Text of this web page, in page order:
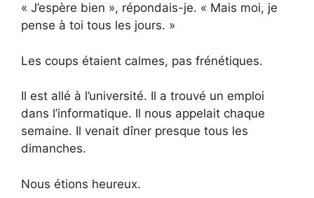
« J’espère bien », répondais-je. « Mais moi, je
pense à toi tous les jours. »
Les coups étaient calmes, pas frénétiques.
Il est allé à l’université. Il a trouvé un emploi
dans l’informatique. Il nous appelait chaque
semaine. Il venait dîner presque tous les
dimanches.
Nous étions heureux.